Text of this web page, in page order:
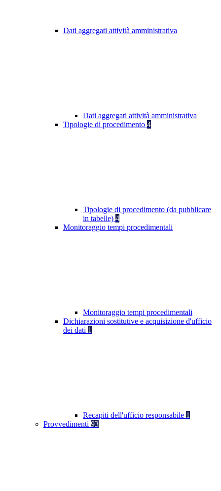
Dati aggregati attività amministrativa
Dati aggregati attività amministrativa
Tipologie di procedimento 4
Tipologie di procedimento (da pubblicare
in tabelle) 4
Monitoraggio tempi procedimentali
Monitoraggio tempi procedimentali
Dichiarazioni sostitutive e acquisizione d'ufficio
dei dati 1
Recapiti dell'ufficio responsabile 1
Provvedimenti 93